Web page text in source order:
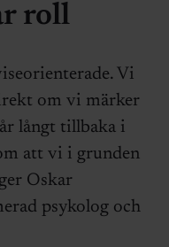
roll
Vi
om vi märker
långt tillbaka i
att vi i grunden
Oskar
psykolog och